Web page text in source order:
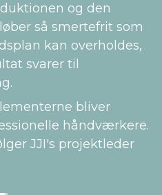
og den
så smertefrit som
kan overholdes,
svarer til
bliver
håndværkere.
JJI's projektleder